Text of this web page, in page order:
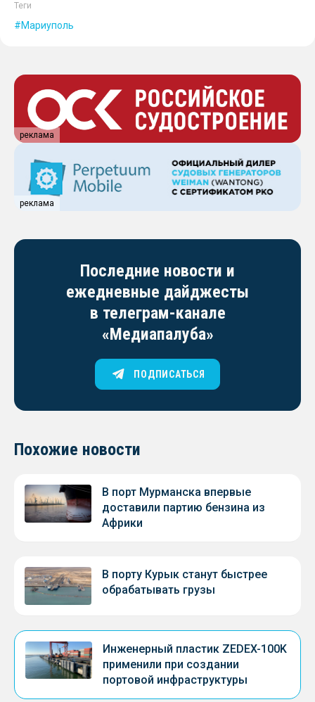
Теги
Мариуполь
реклама
реклама
Последние новости и
ежедневные дайджесты
в телеграм-канале
«Медиапалуба»
ПОДПИСАТЬСЯ
Похожие новости
В порт Мурманска впервые
доставили партию бензина из
Африки
В порту Курык станут быстрее
обрабатывать грузы
Инженерный пластик ZEDEX-100K
применили при создании
портовой инфраструктуры